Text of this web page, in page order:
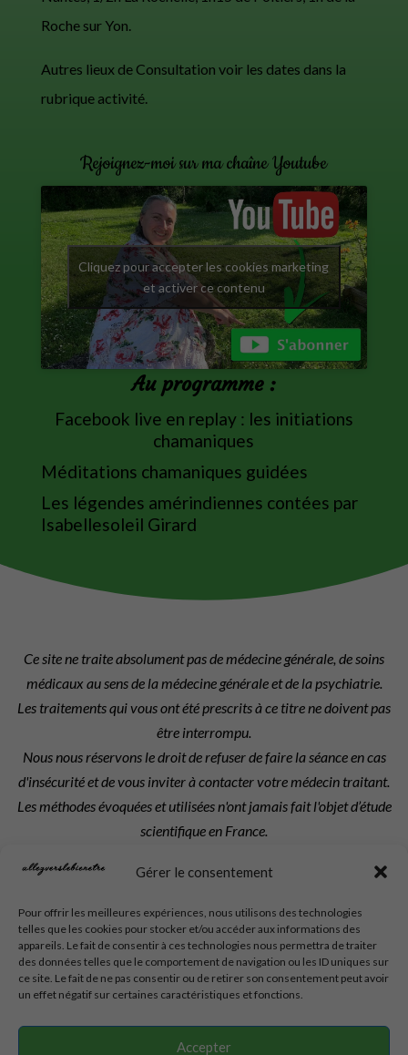
Gérer le consentement
Pour offrir les meilleures expériences, nous utilisons des technologies
telles que les cookies pour stocker et/ou accéder aux informations des
appareils. Le fait de consentir à ces technologies nous permettra de traiter
des données telles que le comportement de navigation ou les ID uniques sur
ce site. Le fait de ne pas consentir ou de retirer son consentement peut avoir
un effet négatif sur certaines caractéristiques et fonctions.
Accepter
Roche sur Yon.
Autres lieux de Consultation voir les dates dans la
rubrique activité.
Rejoignez-moi sur ma chaîne Youtube
Cliquez pour accepter les cookies marketing
et activer ce contenu
Au programme :
Facebook live en replay : les initiations
chamaniques
Méditations chamaniques guidées
Les légendes amérindiennes contées par
Isabellesoleil Girard
Ce site ne traite absolument pas de médecine générale, de soins
médicaux au sens de la médecine générale et de la psychiatrie.
Les traitements qui vous ont été prescrits à ce titre ne doivent pas
être interrompu.
Nous nous réservons le droit de refuser de faire la séance en cas
d'insécurité et de vous inviter à contacter votre médecin traitant.
Les méthodes évoquées et utilisées n'ont jamais fait l'objet d’étude
scientifique en France.
propriété exclusive de l'auteur indiqué, du créateur du site ou de :
Allezverslebienetre et Isabelle Girard.